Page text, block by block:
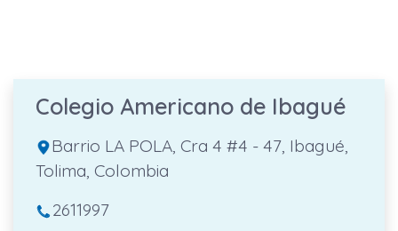
Colegio Americano de Ibagué
Barrio LA POLA, Cra 4 #4 - 47, Ibagué,
Tolima, Colombia
2611997